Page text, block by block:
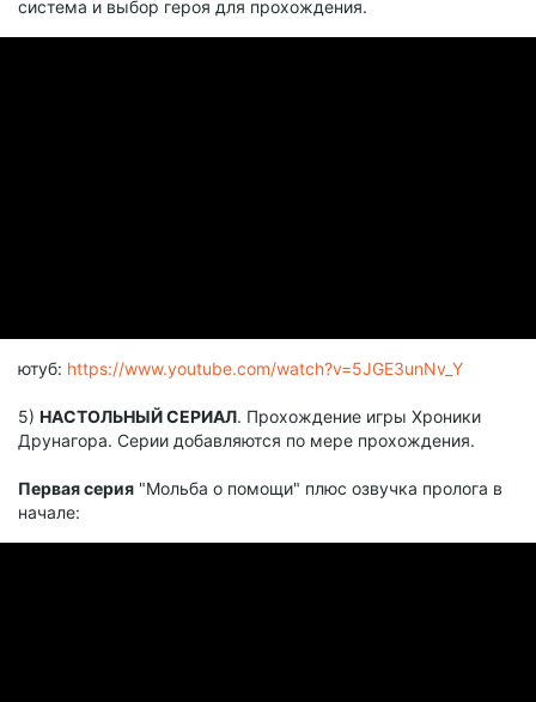
система и выбор героя для прохождения.
ютуб: https://www.youtube.com/watch?v=5JGE3unNv_Y
5) НАСТОЛЬНЫЙ СЕРИАЛ. Прохождение игры Хроники
Друнагора. Серии добавляются по мере прохождения.
Первая серия "Мольба о помощи" плюс озвучка пролога в
начале: